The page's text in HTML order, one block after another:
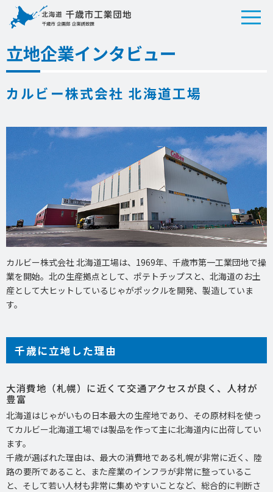
立地企業インタビュー
カルビー株式会社 北海道工場
カルビー株式会社 北海道工場は、1969年、千歳市第一工業団地で操
業を開始。北の生産拠点として、ポテトチップスと、北海道のお土
産として大ヒットしているじゃがポックルを開発、製造していま
す。
千歳に立地した理由
大消費地（札幌）に近くて交通アクセスが良く、人材が
豊富
北海道はじゃがいもの日本最大の生産地であり、その原材料を使っ
てカルビー北海道工場では製品を作って主に北海道内に出荷してい
ます。
千歳が選ばれた理由は、最大の消費地である札幌が非常に近く、陸
路の要所であること、また産業のインフラが非常に整っているこ
と、そして若い人材も非常に集めやすいことなど、総合的に判断さ